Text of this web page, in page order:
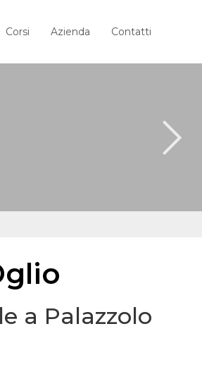
Corsi Azienda Contatti
a Palazzolo